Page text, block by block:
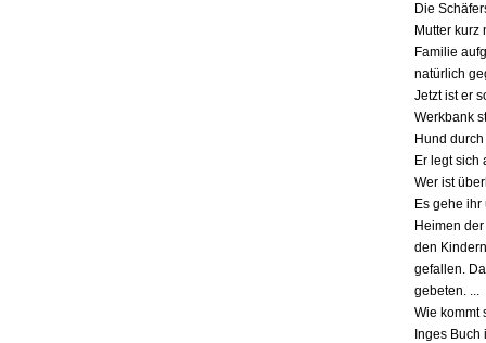
Die
Mutter
Familie
natürlich
Jetzt ist er
Werkbank
Hund
Er legt sich
Wer ist
Es gehe
Heimen
den
gefallen.
gebeten. ...
Wie kommt
Inges